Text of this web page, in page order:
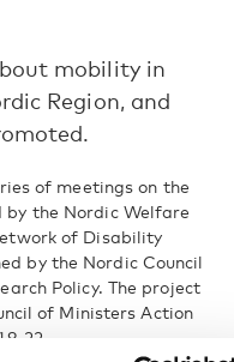
mobility in
Region, and
of meetings on the
by the Nordic Welfare
of Disability
by the Nordic Council
Policy. The project
of Ministers Action
22.